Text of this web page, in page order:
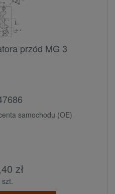
przód MG 3
samochodu (OE)
zł
szt.